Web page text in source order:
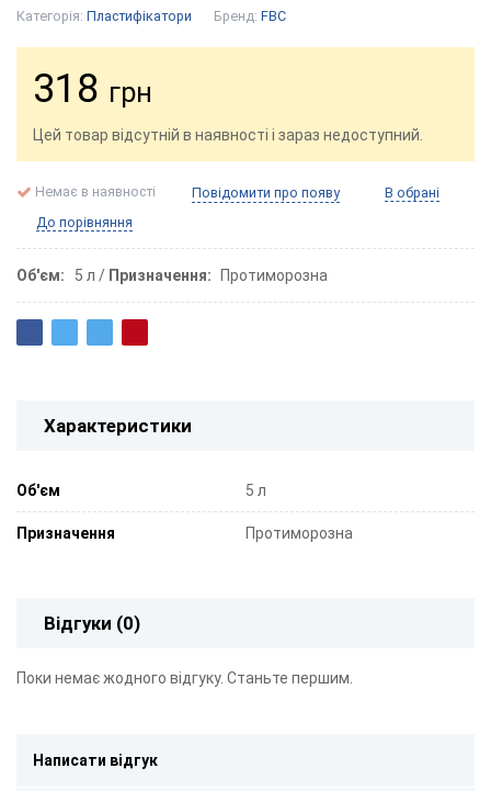
Категорія: Пластифікатори Бренд: FBC
318 грн
Цей товар відсутній в наявності і зараз недоступний.
Немає в наявності Повідомити про появу
В обрані
До порівняння
Об'єм 5 л Призначення Протиморозна
Характеристики
Об'єм 5 л
Призначення Протиморозна
Відгуки (0)
Поки немає жодного відгуку. Станьте першим.
Написати відгук